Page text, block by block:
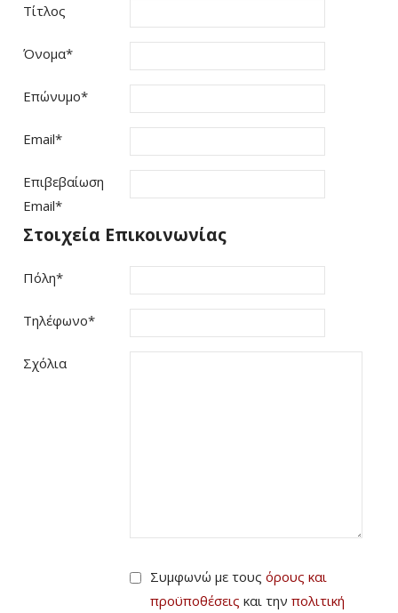
Τίτλος
Όνομα*
Επώνυμο*
Email*
Επιβεβαίωση
Email*
Στοιχεία Επικοινωνίας
Πόλη*
Τηλέφωνο*
Σχόλια
Συμφωνώ με τους όρους και
προϋποθέσεις και την πολιτική